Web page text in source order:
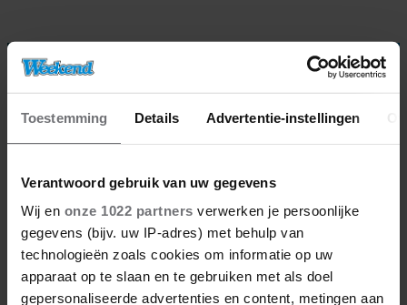
Toestemming Details Advertentie-instellingen
Verantwoord gebruik van uw gegevens
Wij en onze 1022 partners verwerken je persoonlijke
gegevens (bijv. uw IP-adres) met behulp van
technologieën zoals cookies om informatie op uw
apparaat op te slaan en te gebruiken met als doel
gepersonaliseerde advertenties en content, metingen aan
TV-programma